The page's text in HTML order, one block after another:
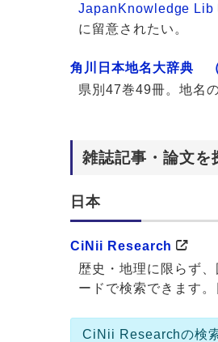
JapanKnowledge Lib
に留意されたい。
角川日本地名大辞典
県別47巻49冊。地名
雑誌記事・論文を
日本
CiNii Research
歴史・地理に限らず
ードで検索できます
CiNii Researchの検